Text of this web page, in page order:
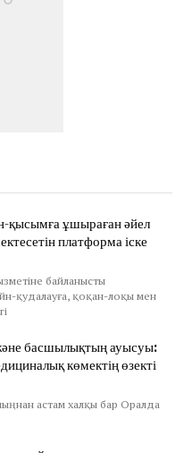
қысымға ұшыраған әйел
платформа іске
байланысты
қудалауға, қоқан-лоқы мен
басшылықтың ауысуы:
көмектің өзекті
астам халқы бар Оралда